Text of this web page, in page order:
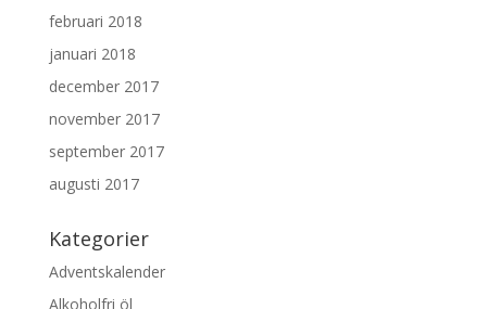
februari 2018
januari 2018
december 2017
november 2017
september 2017
augusti 2017
Kategorier
Adventskalender
Alkoholfri öl